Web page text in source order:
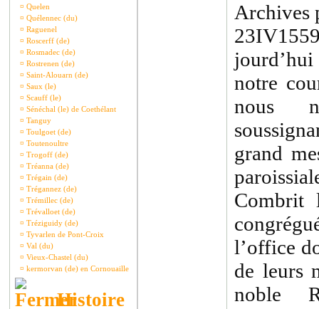
¤ Quelen
¤ Quélennec (du)
¤ Raguenel
¤ Roscerff (de)
¤ Rosmadec (de)
¤ Rostrenen (de)
¤ Saint-Alouarn (de)
¤ Saux (le)
¤ Scauff (le)
¤ Sénéchal (le) de Coethélant
¤ Tanguy
¤ Toulgoet (de)
¤ Toutenoultre
¤ Trogoff (de)
¤ Tréanna (de)
¤ Trégain (de)
¤ Trégannez (de)
¤ Trémillec (de)
¤ Trévalloet (de)
¤ Tréziguidy (de)
¤ Tyvarlen de Pont-Croix
¤ Val (du)
¤ Vieux-Chastel (du)
¤ kermorvan (de) en Cornouaille
Histoire
Archives
notre
nous
grand
Combrit
l’office
de leurs
noble